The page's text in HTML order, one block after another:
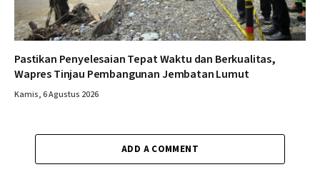
Pastikan Penyelesaian Tepat Waktu dan Berkualitas,
Wapres Tinjau Pembangunan Jembatan Lumut
Kamis, 6 Agustus 2026
ADD A COMMENT